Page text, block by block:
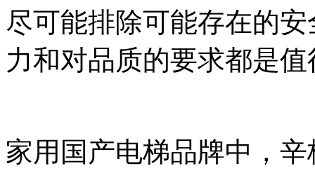
尽可能排除可能存在的
力和对品质的要求都是
家用国产电梯品牌中，